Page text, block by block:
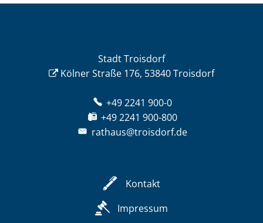
Stadt Troisdorf
Kölner Straße 176, 53840 Troisdorf
+49 2241 900-0
+49 2241 900-800
rathaus@troisdorf.de
Kontakt
Impressum